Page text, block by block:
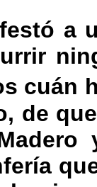
a
cuán
de